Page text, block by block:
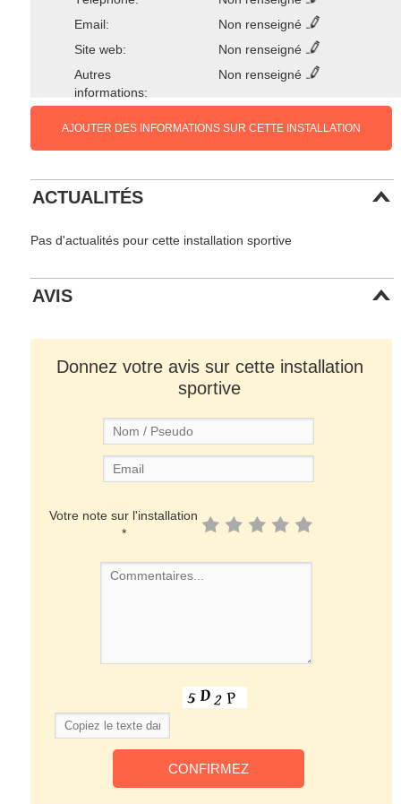
Email:
Non renseigné
Site web:
Non renseigné
Autres
informations:
Non renseigné
AJOUTER DES INFORMATIONS SUR CETTE INSTALLATION
ACTUALITÉS
Pas d'actualités pour cette installation sportive
AVIS
Donnez votre avis sur cette installation
sportive
Votre note sur l'installation
*